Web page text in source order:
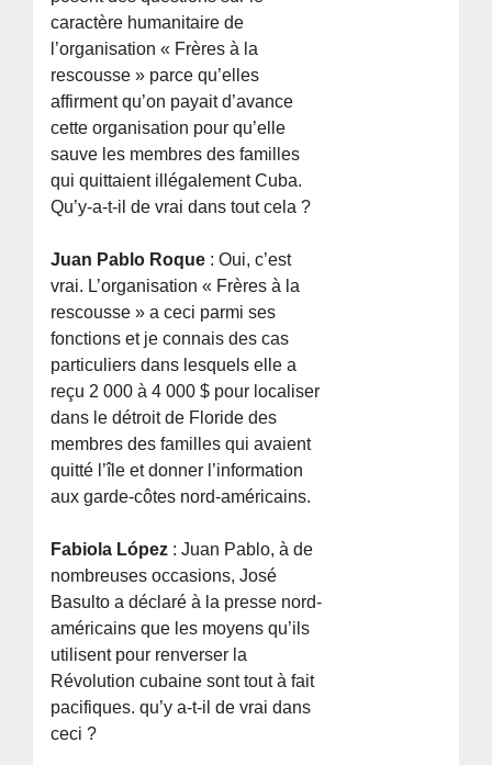
caractère humanitaire de
l’organisation « Frères à la
rescousse » parce qu’elles
affirment qu’on payait d’avance
cette organisation pour qu’elle
sauve les membres des familles
qui quittaient illégalement Cuba.
Qu’y-a-t-il de vrai dans tout cela ?
Juan Pablo Roque : Oui, c’est
vrai. L’organisation « Frères à la
rescousse » a ceci parmi ses
fonctions et je connais des cas
particuliers dans lesquels elle a
reçu 2 000 à 4 000 $ pour localiser
dans le détroit de Floride des
membres des familles qui avaient
quitté l’île et donner l’information
aux garde-côtes nord-américains.
Fabiola López : Juan Pablo, à de
nombreuses occasions, José
Basulto a déclaré à la presse nord-
américains que les moyens qu’ils
utilisent pour renverser la
Révolution cubaine sont tout à fait
pacifiques. qu’y a-t-il de vrai dans
ceci ?